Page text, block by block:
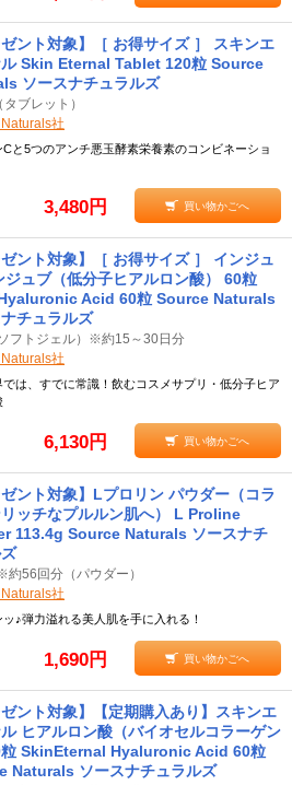
ゼント対象】［ お得サイズ ］ スキンエ
ル Skin Eternal Tablet 120粒 Source
ソースナチュラルズ
ブレット）
社
Cと5つのアンチ悪玉酵素栄養素のコンビネーショ
3,480円 買い物かごへ
ゼント対象】［ お得サイズ ］ インジュ
ジュブ（低分子ヒアルロン酸） 60粒
Acid 60粒 Source Naturals
チュラルズ
フトジェル）※約15～30日分
社
では、すでに常識！飲むコスメサプリ・低分子ヒア
6,130円 買い物かごへ
ゼント対象】Lプロリン パウダー（コラ
ッチなプルルン肌へ） L Proline
113.4g Source Naturals ソースナチ
約56回分（パウダー）
社
ッ♪弾力溢れる美人肌を手に入れる！
1,690円 買い物かごへ
ゼント対象】【定期購入あり】スキンエ
ヒアルロン酸（バイオセルコラーゲン
SkinEternal Hyaluronic Acid 60粒
Naturals ソースナチュラルズ